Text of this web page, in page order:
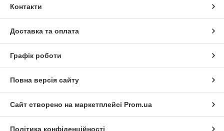
Контакти
Доставка та оплата
Графік роботи
Повна версія сайту
Сайт створено на маркетплейсі Prom.ua
Політика конфіденційності